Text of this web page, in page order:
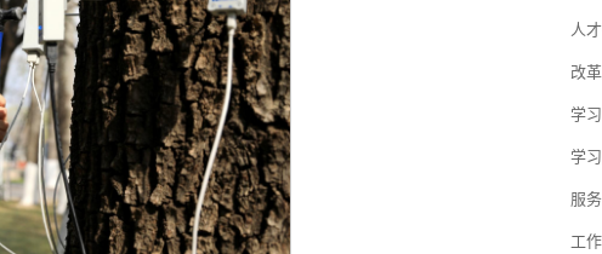
人
改
学
学
服
工